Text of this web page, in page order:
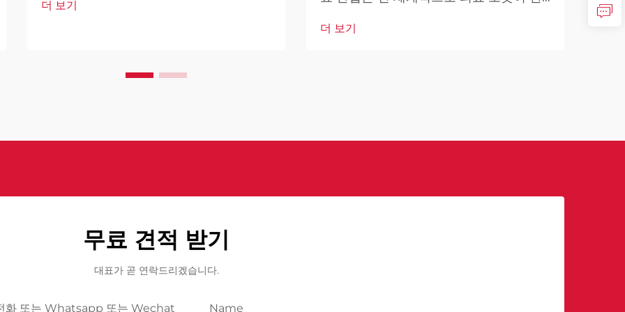
기술은 안전 및 감시 접근 방식을 혁신적
더 보기
키면서 전례 없는 변화를 겪고 있습니다.
더 보기
변
더
무료 견적 받기
대표가 곧 연락드리겠습니다.
화 또는 Whatsapp 또는 Wechat Name